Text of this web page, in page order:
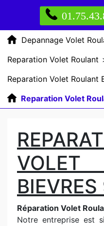
Depannage Volet
Reparation Volet Roulant
Reparation Volet Roulant
Reparation Volet
VOLET
Réparation Volet
Notre entreprise est